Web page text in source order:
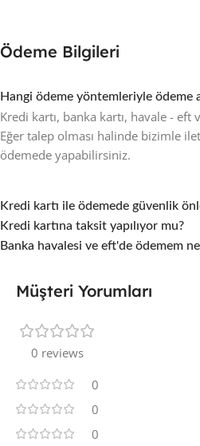
Ödeme Bilgileri
Hangi ödeme yöntemleriyle ödeme
Kredi kartı, banka kartı, havale - eft
Eğer talep olması halinde bizimle
ödemede yapabilirsiniz.
Kredi kartı ile ödemede güvenlik
Kredi kartına taksit yapılıyor mu?
Banka havalesi ve eft'de ödemem
Müşteri Yorumları
0 reviews
0
0
0